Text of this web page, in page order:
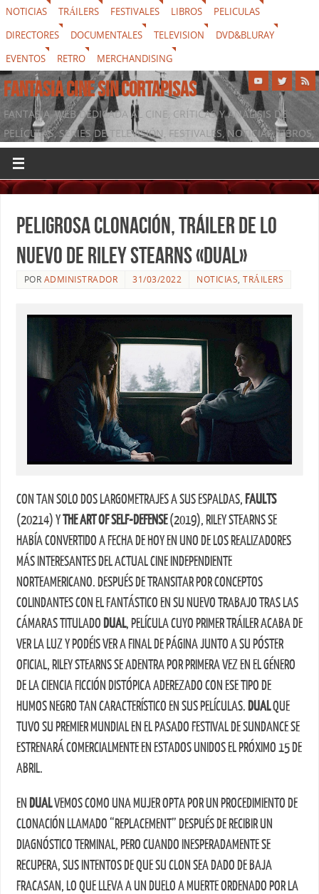
NOTICIAS TRÁILERS FESTIVALES LIBROS
PELICULAS
DIRECTORES
DOCUMENTALES TELEVISION
DVD&BLURAY
EVENTOS
RETRO MERCHANDISING
FANTASIA CINE SIN CORTAPISAS
FANTASIA, WEB DEDICADA AL CINE, CRÍTICAS Y ANÁLISIS DE
PELÍCULAS, SERIES DE TELEVISIÓN, FESTIVALES, NOTICIAS, LIBROS,
DVD & BLURAY, MERCHANDISING Y TODO LO QUE RODEA AL
SÉPTIMO ARTE
Peligrosa clonación, tráiler de lo
nuevo de Riley Stearns «Dual»
POR ADMINISTRADOR 31/03/2022 NOTICIAS,TRÁILERS
CON TAN SOLO DOS LARGOMETRAJES A SUS ESPALDAS, FAULTS
(20214) YTHE ART OF SELF-DEFENSE(2019), RILEY STEARNS SE
HABÍA CONVERTIDO A FECHA DE HOY EN UNO DE LOS REALIZADORES
MÁS INTERESANTES DEL ACTUAL CINE INDEPENDIENTE
NORTEAMERICANO. DESPUÉS DE TRANSITAR POR CONCEPTOS
COLINDANTES CON EL FANTÁSTICO EN SU NUEVO TRABAJO TRAS LAS
CÁMARAS TITULADO DUAL, PELÍCULA CUYO PRIMER TRÁILER ACABA DE
VER LA LUZ Y PODÉIS VER A FINAL DE PÁGINA JUNTO A SU PÓSTER
OFICIAL, RILEY STEARNS SE ADENTRA POR PRIMERA VEZ EN EL GÉNERO
DE LA CIENCIA FICCIÓN DISTÓPICA ADEREZADO CON ESE TIPO DE
HUMOS NEGRO TAN CARACTERÍSTICO EN SUS PELÍCULAS. DUALQUE
TUVO SU PREMIER MUNDIAL EN EL PASADO FESTIVAL DE SUNDANCE SE
ESTRENARÁ COMERCIALMENTE EN ESTADOS UNIDOS EL PRÓXIMO 15 DE
ABRIL.
EN DUALVEMOS COMO UNA MUJER OPTA POR UN PROCEDIMIENTO DE
CLONACIÓN LLAMADO “REPLACEMENT” DESPUÉS DE RECIBIR UN
DIAGNÓSTICO TERMINAL, PERO CUANDO INESPERADAMENTE SE
RECUPERA, SUS INTENTOS DE QUE SU CLON SEA DADO DE BAJA
FRACASAN, LO QUE LLEVA A UN DUELO A MUERTE ORDENADO POR LA